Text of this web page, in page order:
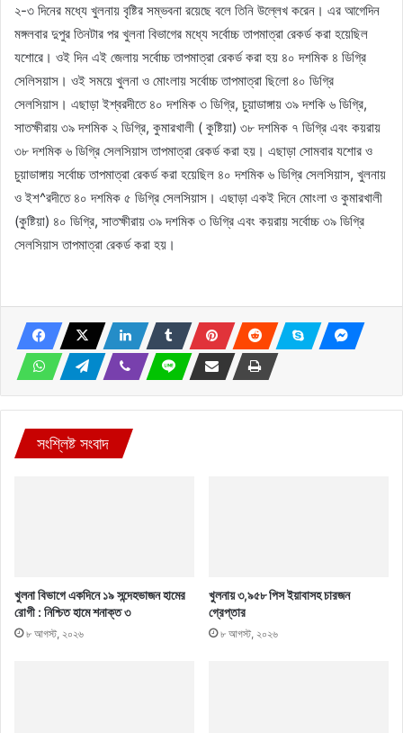
২-৩ দিনের মধ্যে খুলনায় বৃষ্টির সম্ভবনা রয়েছে বলে তিনি উল্লেখ করেন। এর আগেদিন
মঙ্গলবার দুপুর তিনটার পর খুলনা বিভাগের মধ্যে সর্বোচ্চ তাপমাত্রা রেকর্ড করা হয়েছিল
যশোরে। ওই দিন এই জেলায় সর্বোচ্চ তাপমাত্রা রেকর্ড করা হয় ৪০ দশমিক ৪ ডিগ্রি
সেলিসয়াস। ওই সময়ে খুলনা ও মোংলায় সর্বোচ্চ তাপমাত্রা ছিলো ৪০ ডিগ্রি
সেলসিয়াস। এছাড়া ইশ্বরদীতে ৪০ দশমিক ৩ ডিগ্রি, চুয়াডাঙ্গায় ৩৯ দশকি ৬ ডিগ্রি,
সাতক্ষীরায় ৩৯ দশমিক ২ ডিগ্রি, কুমারখালী ( কুষ্টিয়া) ৩৮ দশমিক ৭ ডিগ্রি এবং কয়রায়
৩৮ দশমিক ৬ ডিগ্রি সেলসিয়াস তাপমাত্রা রেকর্ড করা হয়। এছাড়া সোমবার যশোর ও
চুয়াডাঙ্গায় সর্বোচ্চ তাপমাত্রা রেকর্ড করা হয়েছিল ৪০ দশমিক ৬ ডিগ্রি সেলসিয়াস, খুলনায়
ও ইশ^রদীতে ৪০ দশমিক ৫ ডিগ্রি সেলসিয়াস। এছাড়া একই দিনে মোংলা ও কুমারখালী
(কুষ্টিয়া) ৪০ ডিগ্রি, সাতক্ষীরায় ৩৯ দশমিক ৩ ডিগ্রি এবং কয়রায় সর্বোচ্চ ৩৯ ডিগ্রি
সেলসিয়াস তাপমাত্রা রেকর্ড করা হয়।
সংশ্লিষ্ট সংবাদ
খুলনা বিভাগে একদিনে ১৯ সন্দেহভাজন হামের
রোগী : নিশ্চিত হামে শনাক্ত ৩
৮ আগস্ট, ২০২৬
খুলনায় ৩,৯৫৮ পিস ইয়াবাসহ চারজন
গ্রেপ্তার
৮ আগস্ট, ২০২৬